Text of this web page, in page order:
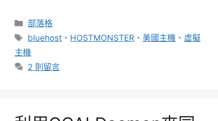
分
類
部落格
標
籤
bluehost 、 HOSTMONSTER 、 美國主機 、 虛擬
主機
2 則留言